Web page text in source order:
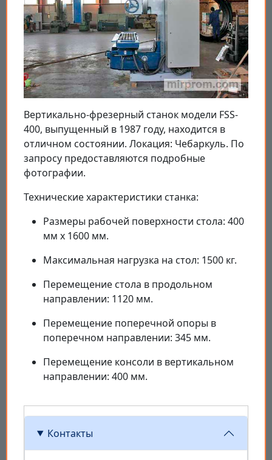
Вертикально-фрезерный станок модели FSS-
400, выпущенный в 1987 году, находится в
отличном состоянии. Локация: Чебаркуль. По
запросу предоставляются подробные
фотографии.
Технические характеристики станка:
Размеры рабочей поверхности стола: 400
мм x 1600 мм.
Максимальная нагрузка на стол: 1500 кг.
Перемещение стола в продольном
направлении: 1120 мм.
Перемещение поперечной опоры в
поперечном направлении: 345 мм.
Перемещение консоли в вертикальном
направлении: 400 мм.
Контакты